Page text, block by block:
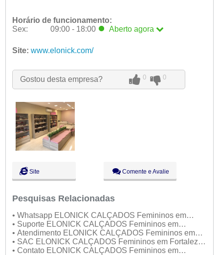
Horário de funcionamento:
Sex:
09:00 - 18:00 Aberto agora
Ter:
09:00 - 18:00
Qui:
09:00 - 18:00
Sex:
09:00 - 18:00 Aberto agora
Site: www.elonick.com/
Gostou desta empresa? 0 0
Site Comente e Avalie
Pesquisas Relacionadas
• Whatsapp ELONICK CALÇADOS Femininos em
Fortaleza no Atacado
• Suporte ELONICK CALÇADOS Femininos em
Fortaleza no Atacado
• Atendimento ELONICK CALÇADOS Femininos em
Fortaleza no Atacado
• SAC ELONICK CALÇADOS Femininos em Fortaleza
no Atacado
• Contato ELONICK CALÇADOS Femininos em